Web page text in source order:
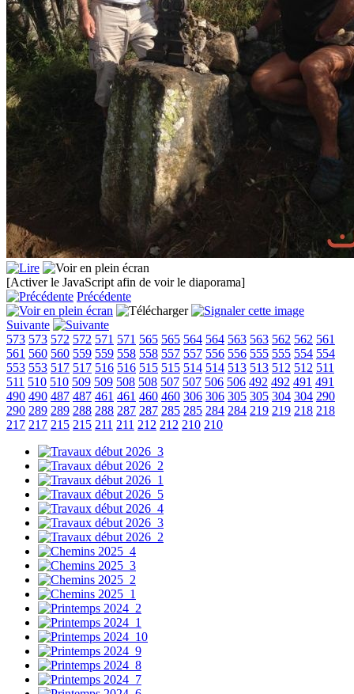
[Activer le JavaScript afin de voir le diaporama]
Précédente
Suivante
573 573 572 572 571 571 565 565 564 564 563 563 562 562 561
561 560 560 559 559 558 558 557 557 556 556 555 555 554 554
553 553 517 517 516 516 515 515 514 514 513 513 512 512 511
511 510 510 509 509 508 508 507 507 506 506 492 492 491 491
490 490 487 487 461 461 460 460 306 306 305 305 304 304 290
290 289 289 288 288 287 287 285 285 284 284 219 219 218 218
217 217 215 215 211 211 212 212 210 210